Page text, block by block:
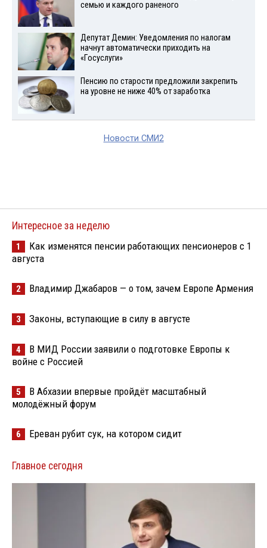
семью и каждого раненого
Депутат Демин: Уведомления по налогам
начнут автоматически приходить на
«Госуслуги»
Пенсию по старости предложили закрепить
на уровне не ниже 40% от заработка
Новости СМИ2
Интересное за неделю
1
Как изменятся пенсии работающих пенсионеров с 1
августа
2 Владимир Джабаров — о том, зачем Европе Армения
3 Законы, вступающие в силу в августе
4
В МИД России заявили о подготовке Европы к
войне с Россией
5
В Абхазии впервые пройдёт масштабный
молодёжный форум
6 Ереван рубит сук, на котором сидит
Главное сегодня